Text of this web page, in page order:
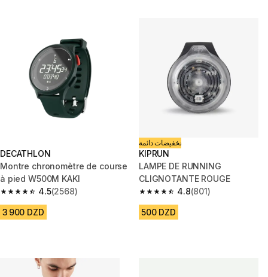
DECATHLON
Montre chronomètre de course
à pied W500M KAKI
4.5
4.5 out of 5 stars from 2568 reviews
(2568)
3 900 DZD
تخفيضات دائمة
KIPRUN
LAMPE DE RUNNING
CLIGNOTANTE ROUGE
4.8
4.8 out of 5 stars from 801
(801)
500 DZD